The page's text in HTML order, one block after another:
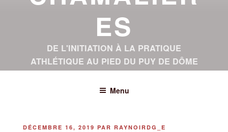
ES
DE L'INITIATION À LA PRATIQUE
ATHLÉTIQUE AU PIED DU PUY DE DÔME
Menu
PUBLIÉ
DÉCEMBRE 16, 2019 PAR RAYNOIRDG_E